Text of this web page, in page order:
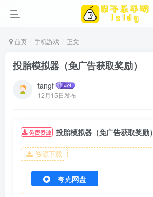
首页 手机游戏 正文
投胎模拟器（免广告获取奖励）
tangf
12月15日发布
免费资源 投胎模拟器（免广告获取奖励）
资源下载
夸克网盘